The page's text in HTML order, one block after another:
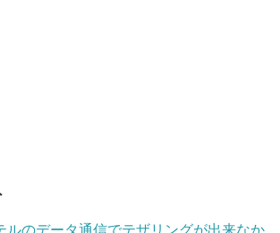
ルのデータ通信でテザリングが出来なか